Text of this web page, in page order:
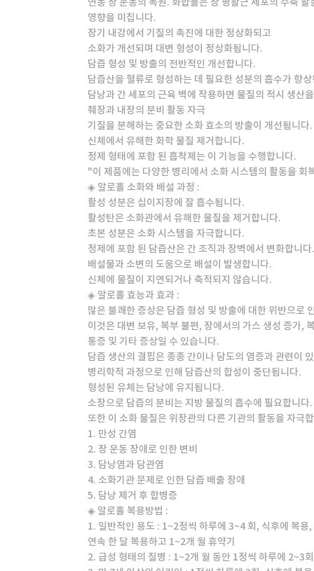
연동 장 운동의 복원. 화합물은 장 평활근 세포의 수축 활
영향을 미칩니다.
장기 내강에서 기질의 촉진에 대한 정상화되고
소화가 개선되며 대변 형성이 정상화됩니다.
담즙 형성 및 방출의 전반적인 개선합니다.
담즙산을 혈류로 형성하는 데 필요한 성분의 흡수가 향
담낭과 간 세포의 근육 벽에 작용하면 물질의 적시 생산
췌장과 내장의 분비 활동 자극
기질을 분해하는 중요한 소화 효소의 방출이 개선됩니다.
신체에서 유해한 화학 물질 제거합니다.
정제 형태에 포함 된 흡착제는 이 기능을 수행합니다.
"이 제품에는 다양한 병리에서 소화 시스템의 활동을
◈ 알로홀 소화와 배설 과정 :
활성 성분은 십이지장에 잘 흡수됩니다.
활성탄은 소화관에서 유해한 물질을 제거합니다.
초본 성분은 소화 시스템을 자극합니다.
정제에 포함 된 담즙산은 간 조직과 장벽에서 변화합니다.
배설물과 소변의 도움으로 배설이 발생합니다.
신체에 물질이 지연되거나 축적되지 않습니다.
◈ 알로홀 효능과 효과 :
많은 불쾌한 증상은 담즙 형성 및 방출에 대한 위반으로
이것은 대변 보유, 복부 불편, 장에서의 가스 생성 증가,
통증 및 기타 증상일 수 있습니다.
담즙 생산의 결핍은 종종 간이나 담도의 염증과 관련이
병리학적 과정으로 인해 담즙산의 합성이 중단됩니다.
형성된 유체는 담낭에 유지됩니다.
소장으로 담즙의 분비는 지방 물질의 흡수에 필요합니다.
또한 이 소화 물질은 위장관의 다른 기관의 활동을 자극
1. 만성 간염
2. 장 운동 장애로 인한 변비
3. 담낭염과 담관염
4. 소화기관 문제로 인한 담즙 배출 장애
5. 담낭 제거 후 합병증
◈ 알로홀 복용방법 :
1. 일반적인 용도 : 1~2정씩 하루에 3~4 회, 식후에 복용,
연속 한 달 복용하고 1~2개 월 휴약기
2. 급성 형태의 질병 : 1~2개 월 동안 1정씩 하루에 2~3